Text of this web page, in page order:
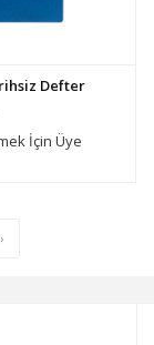
Defter
İçin Üye
›